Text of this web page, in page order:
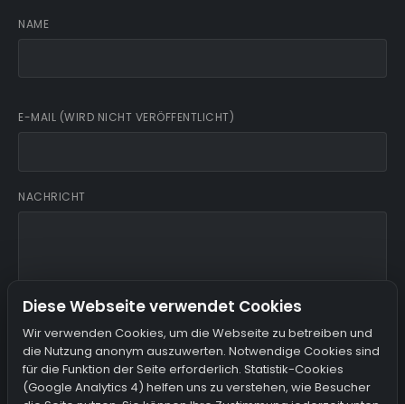
NAME
E-MAIL (WIRD NICHT VERÖFFENTLICHT)
NACHRICHT
Ich bin damit einverstanden, dass mein Name, meine E-Mail
und meine IP gespeichert werden.
Diese Webseite verwendet Cookies
Wir verwenden Cookies, um die Webseite zu betreiben und
die Nutzung anonym auszuwerten. Notwendige Cookies sind
für die Funktion der Seite erforderlich. Statistik-Cookies
(Google Analytics 4) helfen uns zu verstehen, wie Besucher